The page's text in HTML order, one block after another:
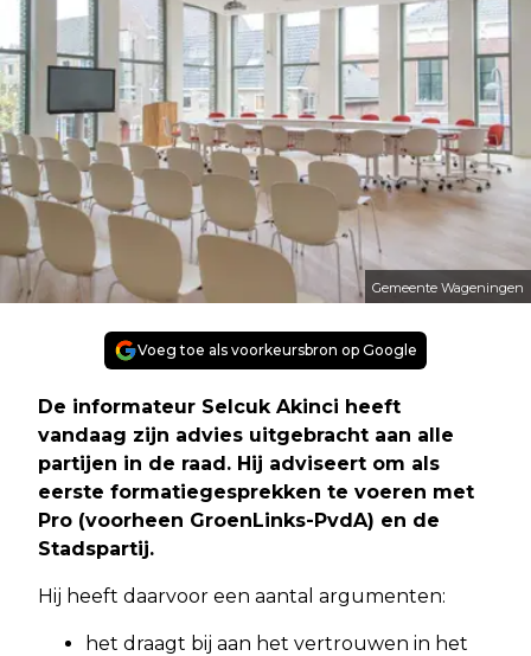
Gemeente Wageningen
Voeg toe als voorkeursbron op Google
De informateur Selcuk Akinci heeft
vandaag zijn advies uitgebracht aan alle
partijen in de raad. Hij adviseert om als
eerste formatiegesprekken te voeren met
Pro (voorheen GroenLinks-PvdA) en de
Stadspartij.
Hij heeft daarvoor een aantal argumenten:
het draagt bij aan het vertrouwen in het